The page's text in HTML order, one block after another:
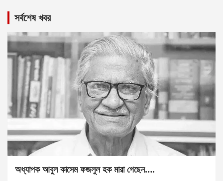
সর্বশেষ খবর
অধ্যাপক আবুল কাসেম ফজলুল হক মারা গেছেন….